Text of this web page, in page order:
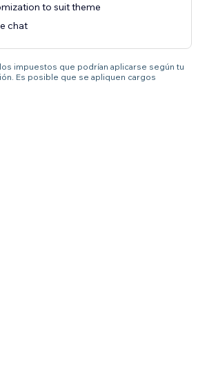
to suit theme
chat
impuestos que podrían aplicarse según tu
Es posible que se apliquen cargos